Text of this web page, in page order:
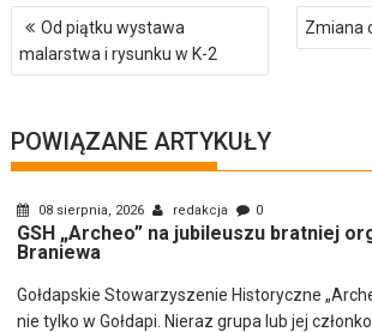
Nawigacja
wpisu
Od piątku wystawa
malarstwa i rysunku w K-2
Zmiana
POWIĄZANE ARTYKUŁY
08 sierpnia, 2026 redakcja 0
GSH „Archeo” na jubileuszu bratniej
Braniewa
Gołdapskie Stowarzyszenie Historyczne
nie tylko w Gołdapi. Nieraz grupa lub jej